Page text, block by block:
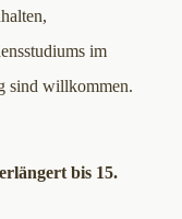
im
sind willkommen.
bis 15.